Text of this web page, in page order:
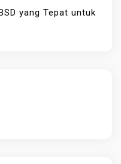
yang Tepat untuk